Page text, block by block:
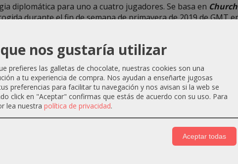
diplomática para uno a cuatro jugadores. Se basa en
durante el fin de semana de primavera de 2019 de GMT
de
en la serie
a los jugadores convertirse en los personajes principales de
de Rusia, Austria y Gran Bretaña (con sus aliados
de Moscú en 1812, abarcando los años decisivos de
Europa desde la Península Ibérica hasta las
representar la guerra marítima y la Guerra Británico-
Sauer (con la valiosa colaboración de Mark Herman), ha
sin perder el sabor de las grandes batallas de la
en el tablero.
reproduce el
y su mapa militar.
nos gustaría utilizar
prefieres las galletas de chocolate, nuestras cookies son una
a tu experiencia de compra. Nos ayudan a enseñarte jugosas
preferencias para facilitar tu navegación y nos avisan si la web se
click en "Aceptar" confirmas que estás de acuerdo con su uso. Para
lea nuestra política de privacidad.
Aceptar todas